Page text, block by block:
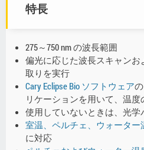
特長
275～750 nm の波長範囲
偏光に応じた波長スキャン
取りを実行
Cary Eclipse Bio ソフトウェア
リケーションを用いて、温
使用していないときは、光
室温、ペルチェ、ウォータ
に対応